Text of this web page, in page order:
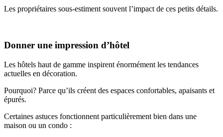
Les propriétaires sous-estiment souvent l’impact de ces petits détails.
Donner une impression d’hôtel
Les hôtels haut de gamme inspirent énormément les tendances
actuelles en décoration.
Pourquoi? Parce qu’ils créent des espaces confortables, apaisants et
épurés.
Certaines astuces fonctionnent particulièrement bien dans une
maison ou un condo :